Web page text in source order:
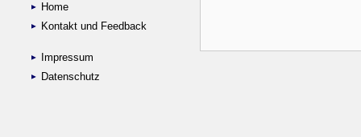
Home
Kontakt und Feedback
Impressum
Datenschutz